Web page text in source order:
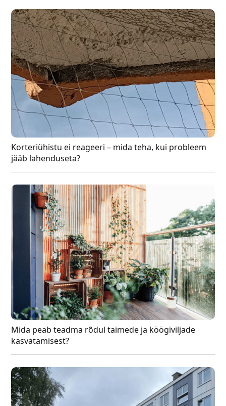
Korteriühistu ei reageeri – mida teha, kui probleem
jääb lahenduseta?
Mida peab teadma rõdul taimede ja köögiviljade
kasvatamisest?